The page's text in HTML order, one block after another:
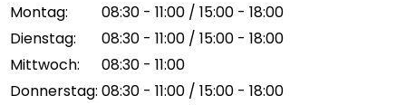
Montag:
08:30 - 11:00 / 15:00 - 18:00
Dienstag:
08:30 - 11:00 / 15:00 - 18:00
Mittwoch:
08:30 - 11:00
Donnerstag: 08:30 - 11:00 / 15:00 - 18:00